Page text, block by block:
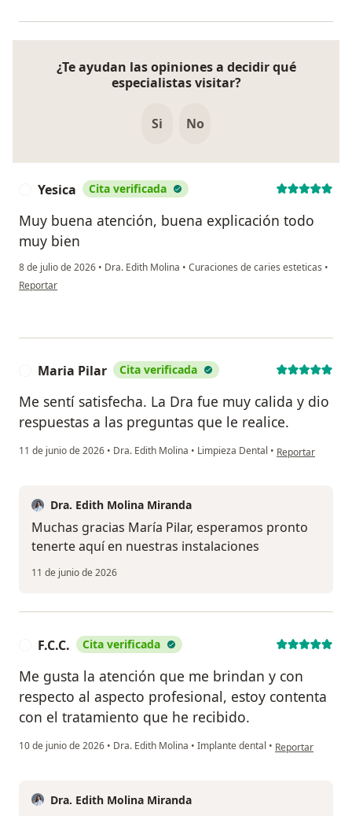
¿Te ayudan las opiniones a decidir qué
especialistas visitar?
Si No
Yesica Cita verificada
Muy buena atención, buena explicación todo
muy bien
8 de julio de 2026 • Dra. Edith Molina • Curaciones de caries esteticas •
en opinión del usuario Yesica
Reportar
Maria Pilar Cita verificada
Me sentí satisfecha. La Dra fue muy calida y dio
respuestas a las preguntas que le realice.
11 de junio de 2026 • Dra. Edith Molina • Limpieza Dental • en opinión del
Reportar
Dra. Edith Molina Miranda
Muchas gracias María Pilar, esperamos pronto
tenerte aquí en nuestras instalaciones
11 de junio de 2026
F.C.C. Cita verificada
Me gusta la atención que me brindan y con
respecto al aspecto profesional, estoy contenta
con el tratamiento que he recibido.
10 de junio de 2026 • Dra. Edith Molina • Implante dental • en opinión del
Reportar
Dra. Edith Molina Miranda